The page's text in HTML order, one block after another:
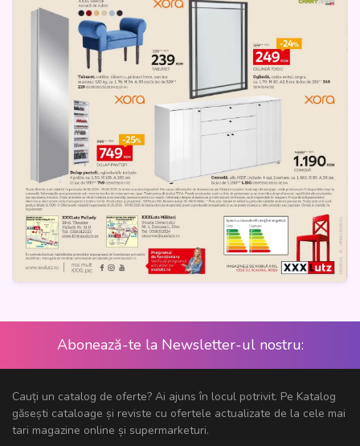
Abonează-te la Newsletter-ul nostru:
Cauți un catalog de oferte? Ai ajuns în locul potrivit. Pe Katalog
găsești cataloage și reviste cu ofertele actualizate de la cele mai
tari magazine online și supermarketuri.